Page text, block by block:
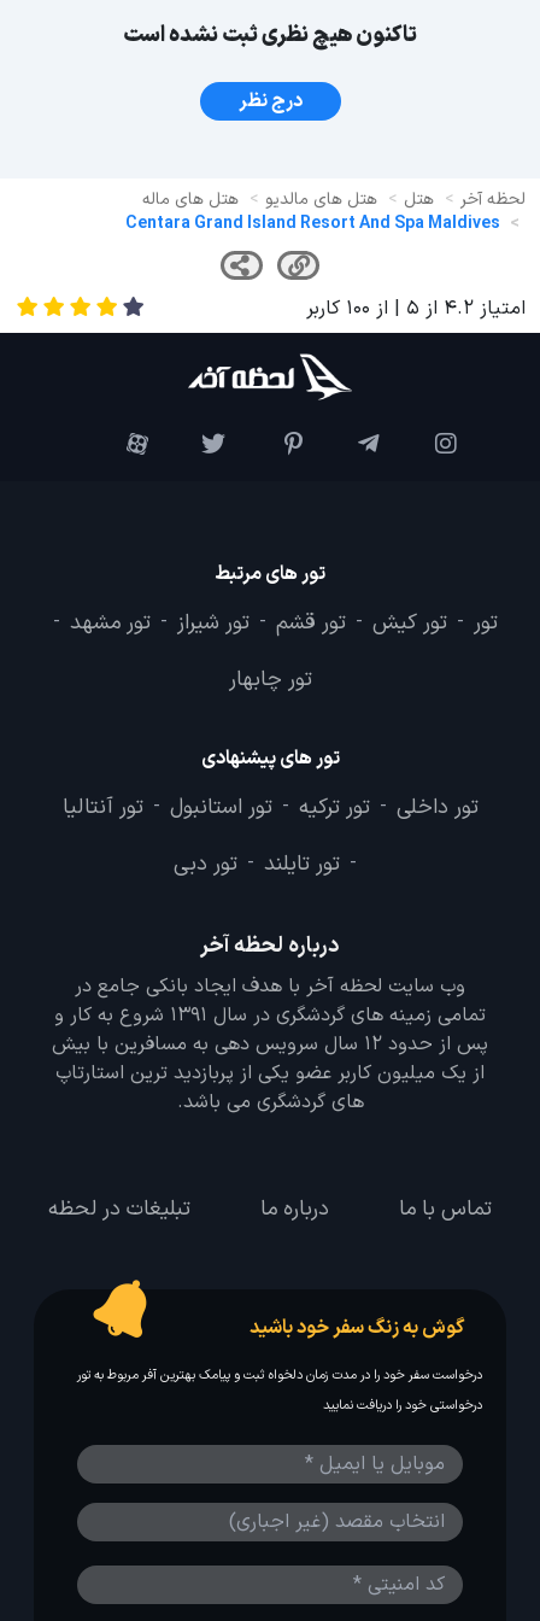
تاکنون هیچ نظری ثبت نشده است
درج نظر
لحظه آخر هتل هتل های مالدیو
هتل های ماله
Centara Grand Island Resort And Spa Maldives
امتیاز 4.2 از 5 | از 100 کاربر
تور های مرتبط
تور - تور کیش - تور قشم - تور شیراز - تور مشهد -
تور چابهار
تور های پیشنهادی
تور داخلی - تور ترکیه - تور استانبول - تور آنتالیا
- تور تایلند - تور دبی
درباره لحظه آخر
وب سایت لحظه آخر با هدف ایجاد بانکی جامع در
تمامی زمینه های گردشگری در سال 1391 شروع به کار و
پس از حدود 12 سال سرویس دهی به مسافرین با بیش
از یک میلیون کاربر عضو یکی از پربازدید ترین استارتاپ
های گردشگری می باشد.
تماس با ما درباره ما تبلیغات در لحظه
گوش به زنگ سفر خود باشید
درخواست سفر خود را در مدت زمان دلخواه ثبت و پیامک بهترین آفر مربوط به تور
درخواستی خود را دریافت نمایید